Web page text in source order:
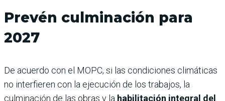
Prevén culminación para
2027
De acuerdo con el MOPC, si las condiciones climáticas
no interfieren con la ejecución de los trabajos, la
culminación de las obras y la habilitación integral del